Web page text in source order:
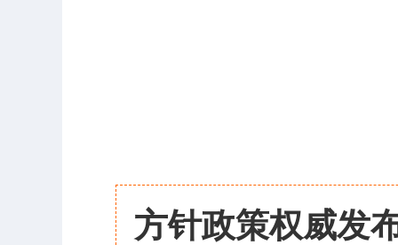
方针政策权威发